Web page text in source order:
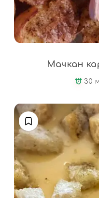
Мачкан
30